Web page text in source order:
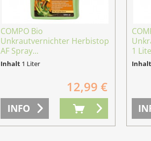
COMPO Bio
Unkrautvernichter Herbistop
AF Spray...
Inhalt 1 Liter
12,99 €
INFO
1
Inhalt